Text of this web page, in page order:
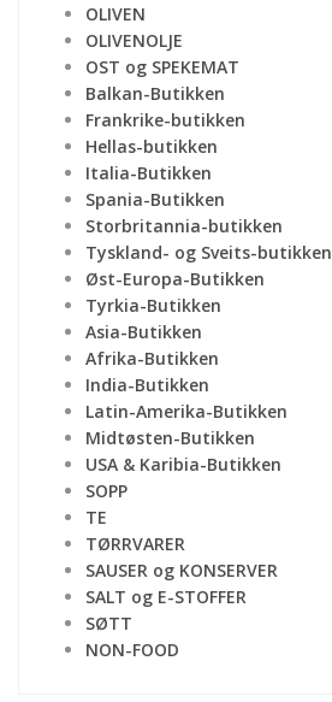
OLIVEN
OLIVENOLJE
OST og SPEKEMAT
Balkan-Butikken
Frankrike-butikken
Hellas-butikken
Italia-Butikken
Spania-Butikken
Storbritannia-butikken
Tyskland- og Sveits-butikken
Øst-Europa-Butikken
Tyrkia-Butikken
Asia-Butikken
Afrika-Butikken
India-Butikken
Latin-Amerika-Butikken
Midtøsten-Butikken
USA & Karibia-Butikken
SOPP
TE
TØRRVARER
SAUSER og KONSERVER
SALT og E-STOFFER
SØTT
NON-FOOD